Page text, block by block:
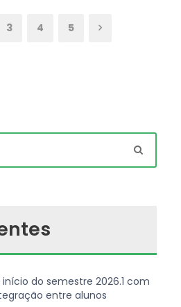
3 4 5
do semestre 2026.1 com
entre alunos